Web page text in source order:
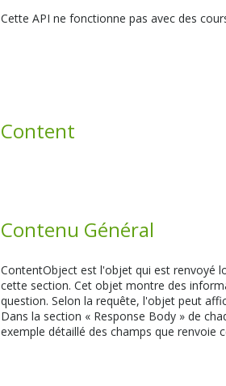
Cette API ne fonctionne pas avec des
Content
Contenu Général
ContentObject est l'objet qui est renvoyé
cette section. Cet objet montre des
question. Selon la requête, l'objet peut
Dans la section « Response Body » de
exemple détaillé des champs que renvoie